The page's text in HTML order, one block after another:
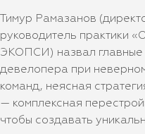
Тимур Рамазанов
руководитель практики
ЭКОПСИ) назвал главные
девелопера при
команд, неясная
— комплексная
чтобы создавать